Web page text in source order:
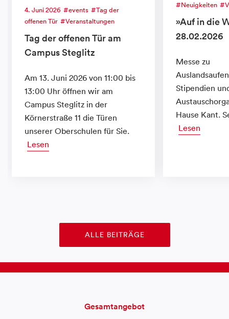
4. Juni 2026 events
Tag der
offenen Tür
Veranstaltungen
Tag der offenen Tür am
Campus Steglitz
Am 13. Juni 2026 von 11:00 bis
13:00 Uhr öffnen wir am
Campus Steglitz in der
Körnerstraße 11 die Türen
unserer Oberschulen für Sie.
Lesen
Neuigkeiten
»Auf in die
28.02.2026
Messe zu
Stipendien
Hause Kant.
Lesen
ALLE BEITRÄGE
Gesamtangebot